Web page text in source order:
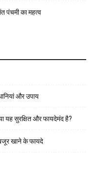
पंचमी का महत्व
और उपाय
यह सुरक्षित और फायदेमंद है?
खाने के फायदे